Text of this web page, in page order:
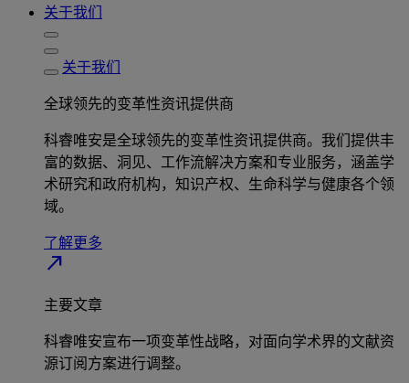
关于我们
关于我们
全球领先的变革性资讯提供商
科睿唯安是全球领先的变革性资讯提供商。我们提供丰
富的数据、洞见、工作流解决方案和专业服务，涵盖学
术研究和政府机构，知识产权、生命科学与健康各个领
域。
了解更多
north_east
主要文章
科睿唯安宣布一项变革性战略，对面向学术界的文献资
源订阅方案进行调整。